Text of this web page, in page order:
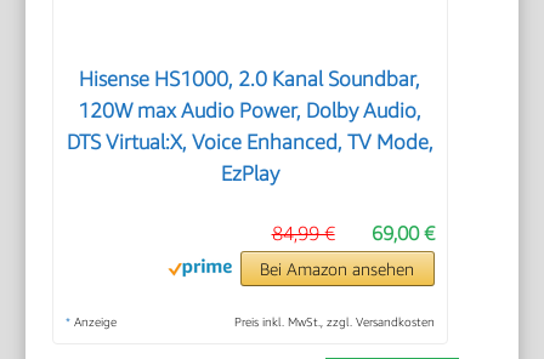
Hisense HS1000, 2.0 Kanal Soundbar,
120W max Audio Power, Dolby Audio,
DTS Virtual:X, Voice Enhanced, TV Mode,
EzPlay
69,00 €
84,99 €
Bei Amazon ansehen
* Anzeige Preis inkl. MwSt., zzgl. Versandkosten